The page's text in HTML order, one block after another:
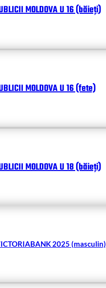
MOLDOVA U 16 (băieți)
MOLDOVA U 16 (fete)
MOLDOVA U 18 (băieți)
2025 (masculin)